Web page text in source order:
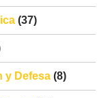
(37)
y Defesa (8)